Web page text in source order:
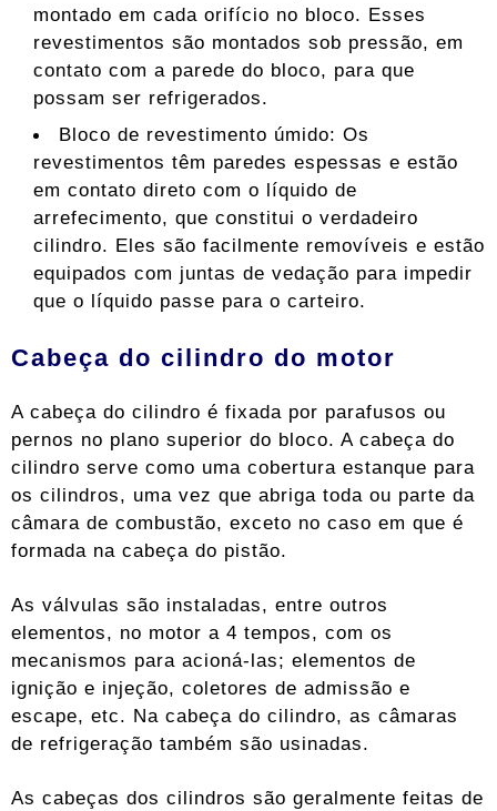
montado em cada orifício no bloco. Esses
revestimentos são montados sob pressão, em
contato com a parede do bloco, para que
possam ser refrigerados.
Bloco de revestimento úmido: Os
revestimentos têm paredes espessas e estão
em contato direto com o líquido de
arrefecimento, que constitui o verdadeiro
cilindro. Eles são facilmente removíveis e estão
equipados com juntas de vedação para impedir
que o líquido passe para o carteiro.
Cabeça do cilindro do motor
A cabeça do cilindro é fixada por parafusos ou
pernos no plano superior do bloco. A cabeça do
cilindro serve como uma cobertura estanque para
os cilindros, uma vez que abriga toda ou parte da
câmara de combustão, exceto no caso em que é
formada na cabeça do pistão.
As válvulas são instaladas, entre outros
elementos, no motor a 4 tempos, com os
mecanismos para acioná-las; elementos de
ignição e injeção, coletores de admissão e
escape, etc. Na cabeça do cilindro, as câmaras
de refrigeração também são usinadas.
As cabeças dos cilindros são geralmente feitas de